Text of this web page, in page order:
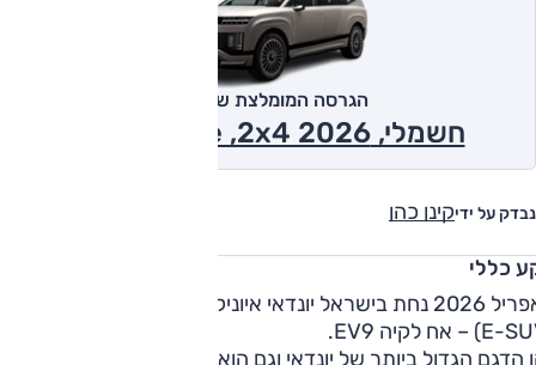
נבדק על ידיקינן כהן
הגרסה המומלצת של אוטו
חשמלי, Excellence ,2x4 2026
כללי